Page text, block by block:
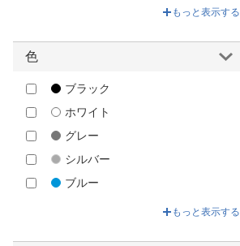
PPC｜ピーピーシー
ス
RICOH｜リコー
Roland｜ローランド
SHARP｜シャープ
WELCOM DESIGN｜ウェルコム
もっと表示する
色
ブラック
ホワイト
グレー
シルバー
ブルー
もっと表示する